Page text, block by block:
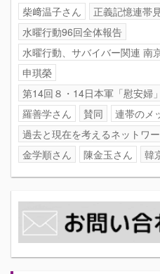
柴﨑温子さん
正義記憶連帯
水曜行動96回全体報告
水曜行動、サバイバー関連 南
申琪榮
第14回８・14日本軍「慰安
羅善学さん
賛同
連帯のメ
過去と現在を考えるネットワ
金学順さん
陳金玉さん 韓